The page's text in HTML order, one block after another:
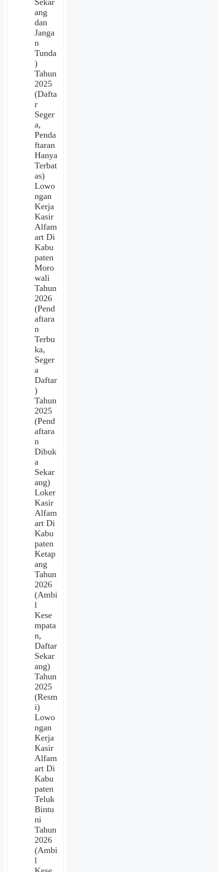
Sekar
ang
dan
Janga
n
Tunda
)
Tahun
2025
(Dafta
r
Seger
a,
Penda
ftaran
Hanya
Terbat
as)
Lowo
ngan
Kerja
Kasir
Alfam
art Di
Kabu
paten
Moro
wali
Tahun
2026
(Pend
aftara
n
Terbu
ka,
Seger
a
Daftar
)
Tahun
2025
(Pend
aftara
n
Dibuk
a
Sekar
ang)
Loker
Kasir
Alfam
art Di
Kabu
paten
Ketap
ang
Tahun
2026
(Ambi
l
Kese
mpata
n,
Daftar
Sekar
ang)
Tahun
2025
(Resm
i)
Lowo
ngan
Kerja
Kasir
Alfam
art Di
Kabu
paten
Teluk
Bintu
ni
Tahun
2026
(Ambi
l